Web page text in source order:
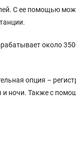
С ее помощью
около
опция –
ночи. Также с